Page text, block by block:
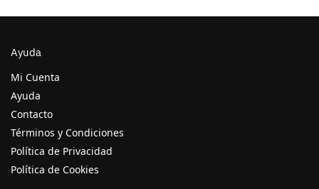
Ayuda
Mi Cuenta
Ayuda
Contacto
Términos y Condiciones
Política de Privacidad
Política de Cookies